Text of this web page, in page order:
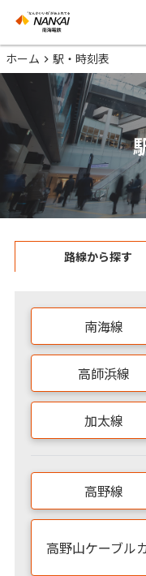
ホーム 駅・時刻表
路線から探す
南海線
高師浜線
加太線
高野線
高野山ケーブル